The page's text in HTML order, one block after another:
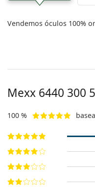
Vendemos óculos 100%
Mexx 6440 300
100 %